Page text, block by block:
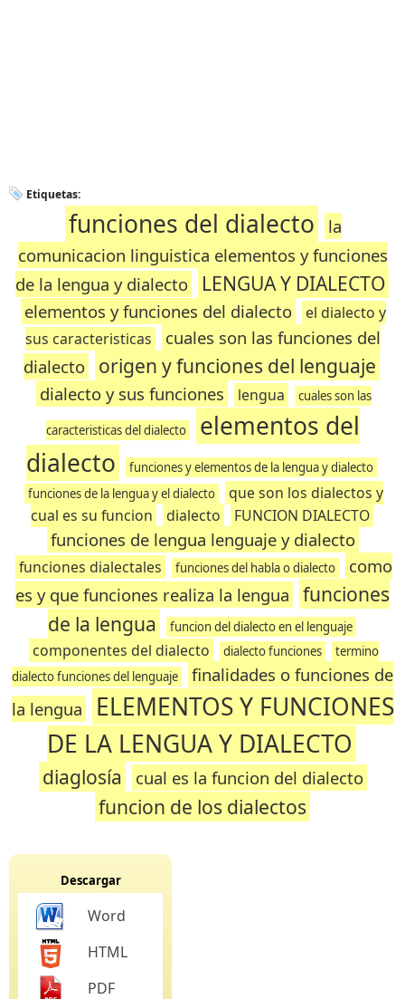
Etiquetas:
funciones del dialecto
la
comunicacion linguistica elementos y funciones
de la lengua y dialecto
LENGUA Y DIALECTO
elementos y funciones del dialecto
el dialecto y
sus caracteristicas
cuales son las funciones del
dialecto
origen y funciones del lenguaje
dialecto y sus funciones lengua cuales son las
caracteristicas del dialecto
elementos del
dialecto
funciones y elementos de la lengua y dialecto
funciones de la lengua y el dialecto
que son los dialectos y
cual es su funcion
dialecto FUNCION DIALECTO
funciones de lengua lenguaje y dialecto
funciones dialectales funciones del habla o dialecto
como
es y que funciones realiza la lengua
funciones
de la lengua
funcion del dialecto en el lenguaje
componentes del dialecto dialecto funciones
termino
dialecto funciones del lenguaje
finalidades o funciones de
la lengua
ELEMENTOS Y FUNCIONES
DE LA LENGUA Y DIALECTO
diaglosía cual es la funcion del dialecto
funcion de los dialectos
Descargar
Word
HTML
PDF